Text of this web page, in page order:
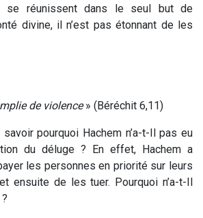
se réunissent dans le seul but de
divine, il n’est pas étonnant de les
de violence» (Béréchit 6,11)
pourquoi Hachem n’a-t-Il pas eu
du déluge ? En effet, Hachem a
les personnes en priorité sur leurs
ensuite de les tuer. Pourquoi n’a-t-Il